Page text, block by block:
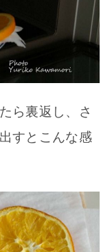
ら裏返し、さ
すとこんな感